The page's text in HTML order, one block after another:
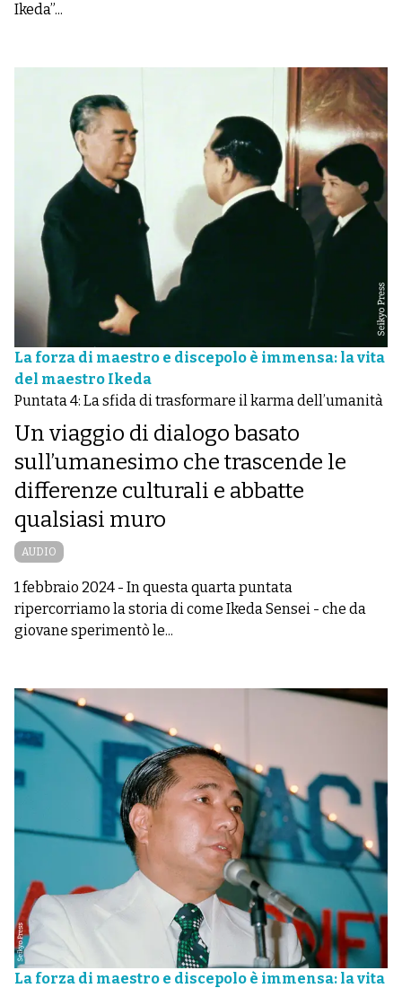
Ikeda”...
La forza di maestro e discepolo è immensa: la vita
del maestro Ikeda
Puntata 4: La sfida di trasformare il karma dell’umanità
Un viaggio di dialogo basato
sull’umanesimo che trascende le
differenze culturali e abbatte
qualsiasi muro
AUDIO
1 febbraio 2024 - In questa quarta puntata
ripercorriamo la storia di come Ikeda Sensei - che da
giovane sperimentò le...
La forza di maestro e discepolo è immensa: la vita